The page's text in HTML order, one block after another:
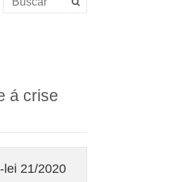
á crise
lei 21/2020